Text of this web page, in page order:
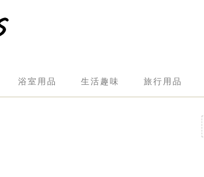
浴室用品 生活趣味 旅行用品